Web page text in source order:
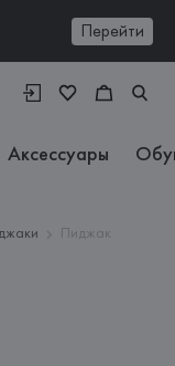
Перейти
Аксессуары
Пиджак